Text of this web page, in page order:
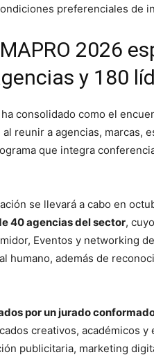
preferenciales de
2026
y 180
ha consolidado como el
reunir a agencias, marcas,
que integra
se llevará a cabo en
40 agencias del sector,
Eventos y networking
humano, además de
por un jurado
creativos, académicos
publicitaria, marketing